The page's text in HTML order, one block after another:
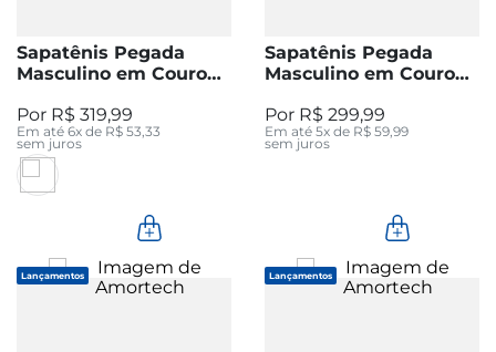
Sapatênis Pegada
Masculino em Couro
R$ 319,99
Em até 6x de R$ 53,33
sem juros
Sapatênis Pegada
Masculino em Couro
R$ 299,99
Em até 5x de R$ 59,99
sem juros
Lançamentos Lançamentos